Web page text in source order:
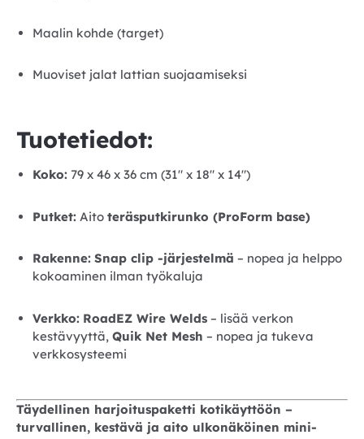
Maalin kohde (target)
Muoviset jalat lattian suojaamiseksi
Tuotetiedot:
Koko: 79 x 46 x 36 cm (31″ x 18″ x 14″)
Putket: Aito teräsputkirunko (ProForm base)
Rakenne: Snap clip -järjestelmä – nopea ja helppo
kokoaminen ilman työkaluja
Verkko: RoadEZ Wire Welds – lisää verkon
kestävyyttä, Quik Net Mesh – nopea ja tukeva
verkkosysteemi
Täydellinen harjoituspaketti kotikäyttöön –
turvallinen, kestävä ja aito ulkonäköinen mini-